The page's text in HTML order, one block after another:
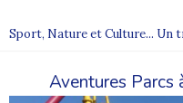
Sport, Nature et Culture... Un
Aventures Parcs